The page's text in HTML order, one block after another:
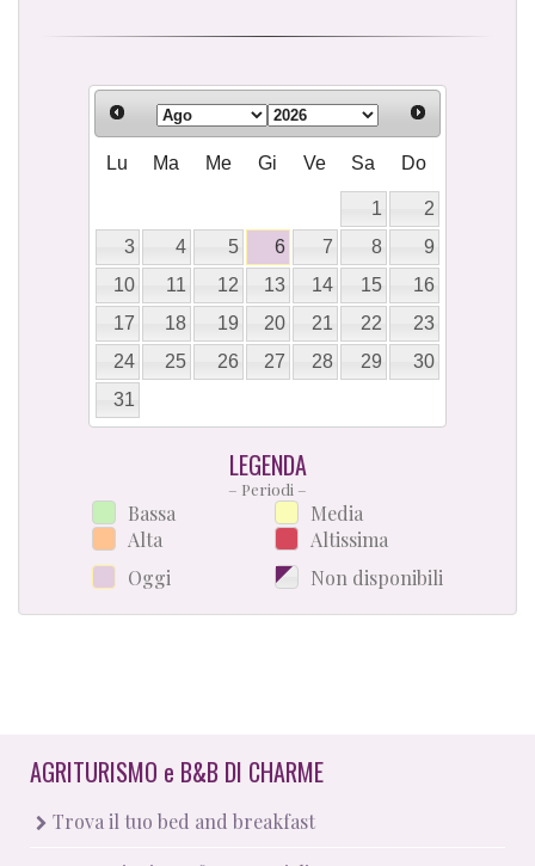
Lu Ma Me Gi Ve Sa Do
1
2
3
4 5 6 7 8
9
10
11 12 13 14 15
16
17
18 19 20 21 22
23
24
25 26 27 28 29
30
31
LEGENDA
– Periodi –
Bassa
Alta
Oggi
Media
Altissima
Non disponibili
AGRITURISMO e B&B DI CHARME
Trova il tuo bed and breakfast